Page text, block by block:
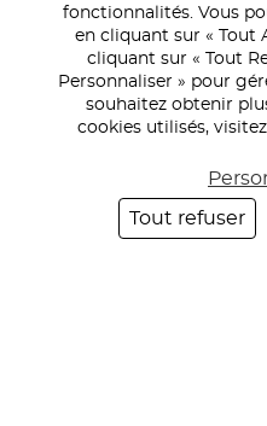
ACCUEIL
ACCUEIL
fonctionnalités. Vous
en cliquant sur « Tout
cliquant sur « Tout
Personnaliser » pour
souhaitez obtenir
cookies utilisés,
Tout refuser